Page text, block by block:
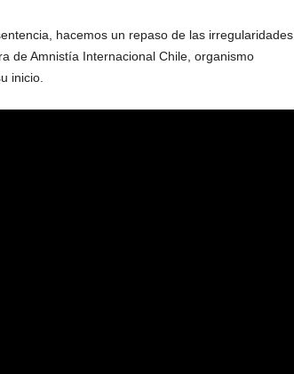
hacemos un repaso de las irregularidades
de Amnistía Internacional Chile, organismo
inicio.